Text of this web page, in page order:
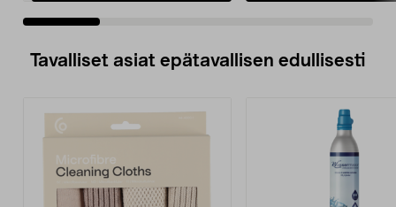
Tavalliset asiat epätavallisen edullisesti